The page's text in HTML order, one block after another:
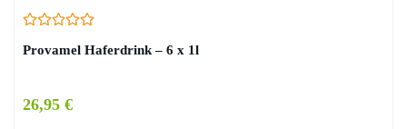
Provamel Haferdrink – 6 x 1l
26,95 €